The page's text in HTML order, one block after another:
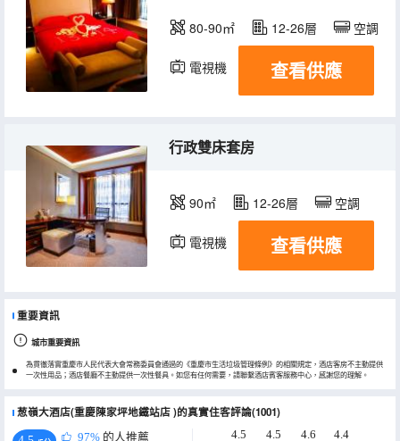
80-90㎡ 12-26層 空調
電視機 查看供應
行政雙床套房
90㎡ 12-26層 空調
電視機 查看供應
重要資訊
城市重要資訊
為貫徹落實重慶市人民代表大會常務委員會通過的《重慶市生活垃圾管理條例》的相關規定，酒店客房不主動提供
一次性用品；酒店餐廳不主動提供一次性餐具。如您有任何需要，請聯繫酒店賓客服務中心，感謝您的理解。
葱嶺大酒店(重慶陳家坪地鐵站店 )的真實住客評論(1001)
97% 的人推薦 4.5 4.5 4.6 4.4